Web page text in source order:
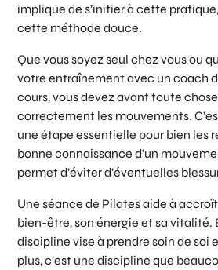
implique de s’initier à cette
cette méthode douce.
Que vous soyez seul chez vous ou
votre entraînement avec un coach
cours, vous devez avant toute
correctement les mouvements.
une étape essentielle pour bien les
bonne connaissance d’un
permet d’éviter d’éventuelles
Une séance de Pilates aide à
bien-être, son énergie et sa vitalité.
discipline vise à prendre soin de soi
plus, c’est une discipline que